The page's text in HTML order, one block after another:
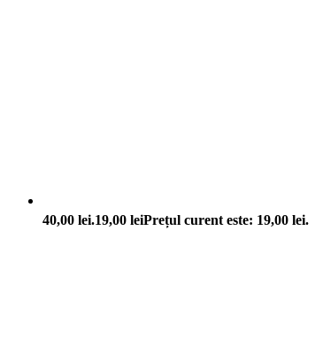
40,00 lei.19,00 leiPrețul curent este: 19,00 lei.